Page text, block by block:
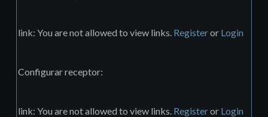
link: You are not allowed to view links. Registeror Login
Configurar receptor:
link: You are not allowed to view links. Registeror Login